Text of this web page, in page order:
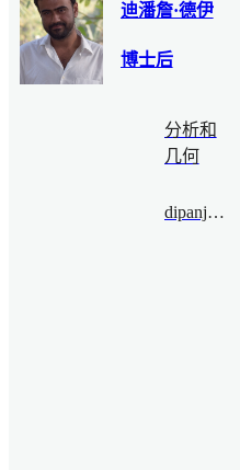
迪潘詹·德伊
博士后
分析和
几何
dipanjandey@bimsa.cn